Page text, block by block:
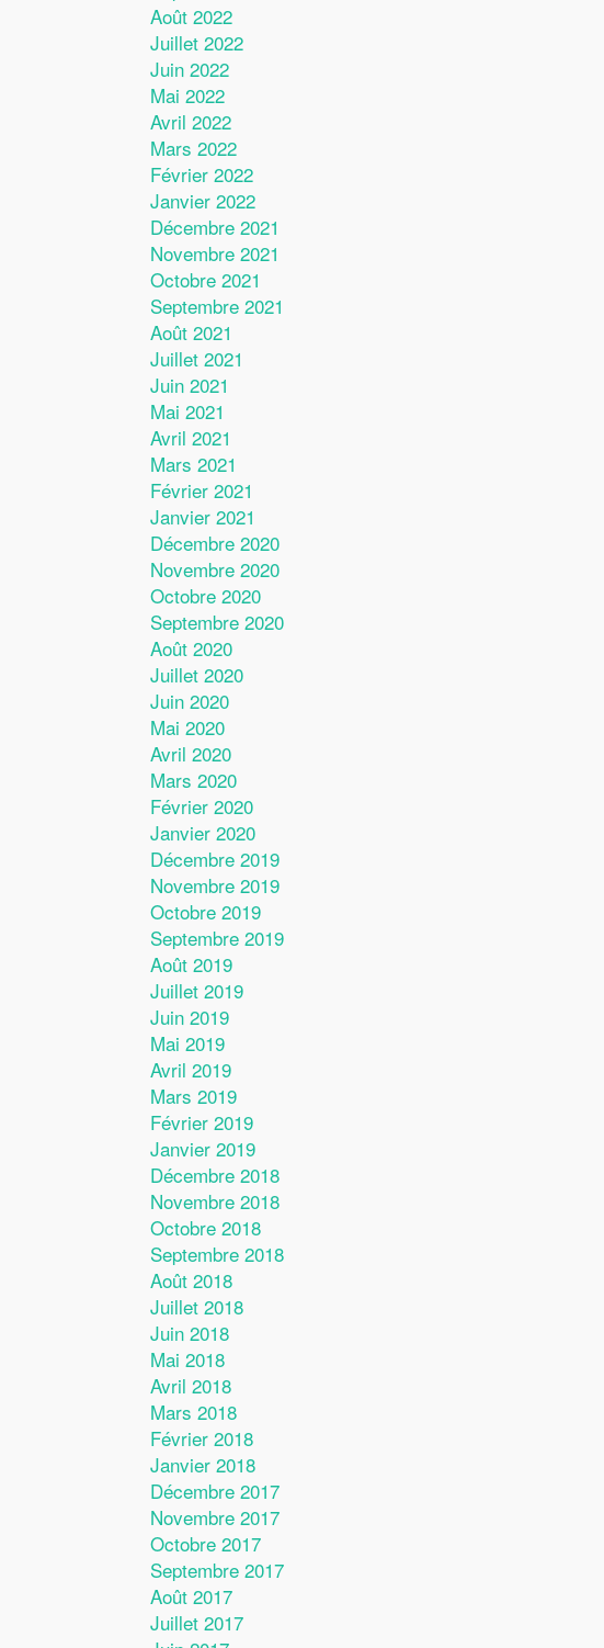
Août 2022
Juillet 2022
Juin 2022
Mai 2022
Avril 2022
Mars 2022
Février 2022
Janvier 2022
Décembre 2021
Novembre 2021
Octobre 2021
Septembre 2021
Août 2021
Juillet 2021
Juin 2021
Mai 2021
Avril 2021
Mars 2021
Février 2021
Janvier 2021
Décembre 2020
Novembre 2020
Octobre 2020
Septembre 2020
Août 2020
Juillet 2020
Juin 2020
Mai 2020
Avril 2020
Mars 2020
Février 2020
Janvier 2020
Décembre 2019
Novembre 2019
Octobre 2019
Septembre 2019
Août 2019
Juillet 2019
Juin 2019
Mai 2019
Avril 2019
Mars 2019
Février 2019
Janvier 2019
Décembre 2018
Novembre 2018
Octobre 2018
Septembre 2018
Août 2018
Juillet 2018
Juin 2018
Mai 2018
Avril 2018
Mars 2018
Février 2018
Janvier 2018
Décembre 2017
Novembre 2017
Octobre 2017
Septembre 2017
Août 2017
Juillet 2017